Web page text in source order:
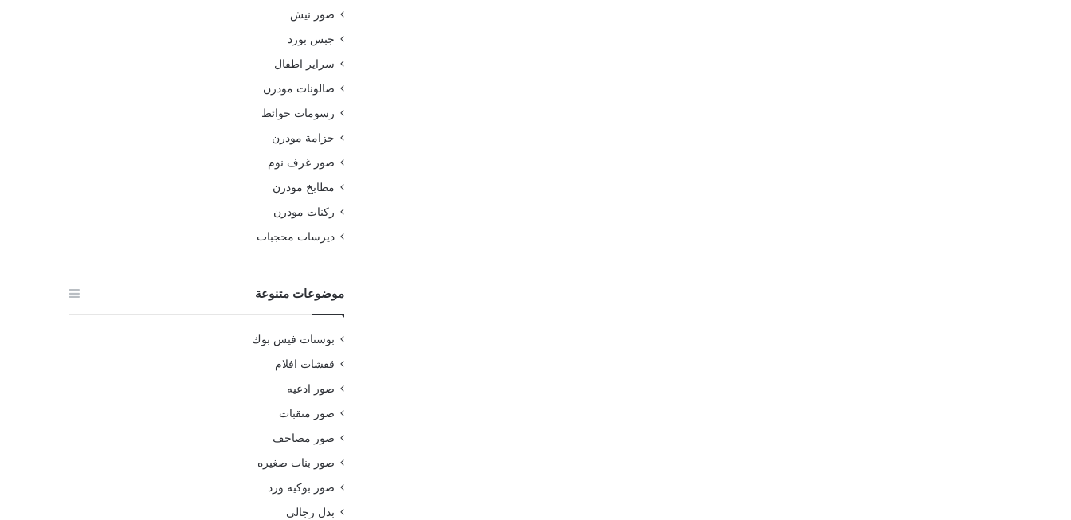
صور نيش
جبس بورد
سراير اطفال
صالونات مودرن
رسومات حوائط
جزامة مودرن
صور غرف نوم
مطابخ مودرن
ركنات مودرن
ديرسات محجبات
موضوعات متنوعة
بوستات فيس بوك
قفشات افلام
صور ادعيه
صور منقبات
صور مصاحف
صور بنات صغيره
صور بوكيه ورد
بدل رجالي